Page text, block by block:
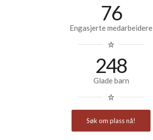
76
Engasjerte medarbeidere
248
Glade barn
Søk om plass nå!